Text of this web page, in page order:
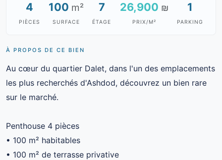
4
PIÈCES
100 m²
SURFACE
7
ÉTAGE
26,900 ₪
PRIX/M²
1
PARKING
À PROPOS DE CE BIEN
Au cœur du quartier Dalet, dans l'un des emplacements
les plus recherchés d'Ashdod, découvrez un bien rare
sur le marché.
Penthouse 4 pièces
• 100 m² habitables
• 100 m² de terrasse privative